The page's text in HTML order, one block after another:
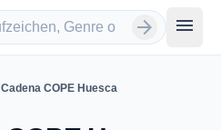
arrow_forward menu
Cadena COPE Huesca